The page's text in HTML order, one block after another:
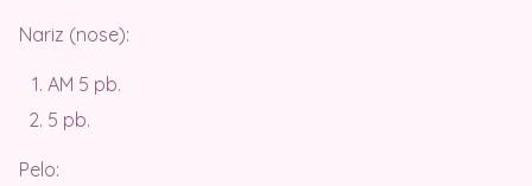
Nariz (nose):
AM 5 pb.
5 pb.
Pelo: